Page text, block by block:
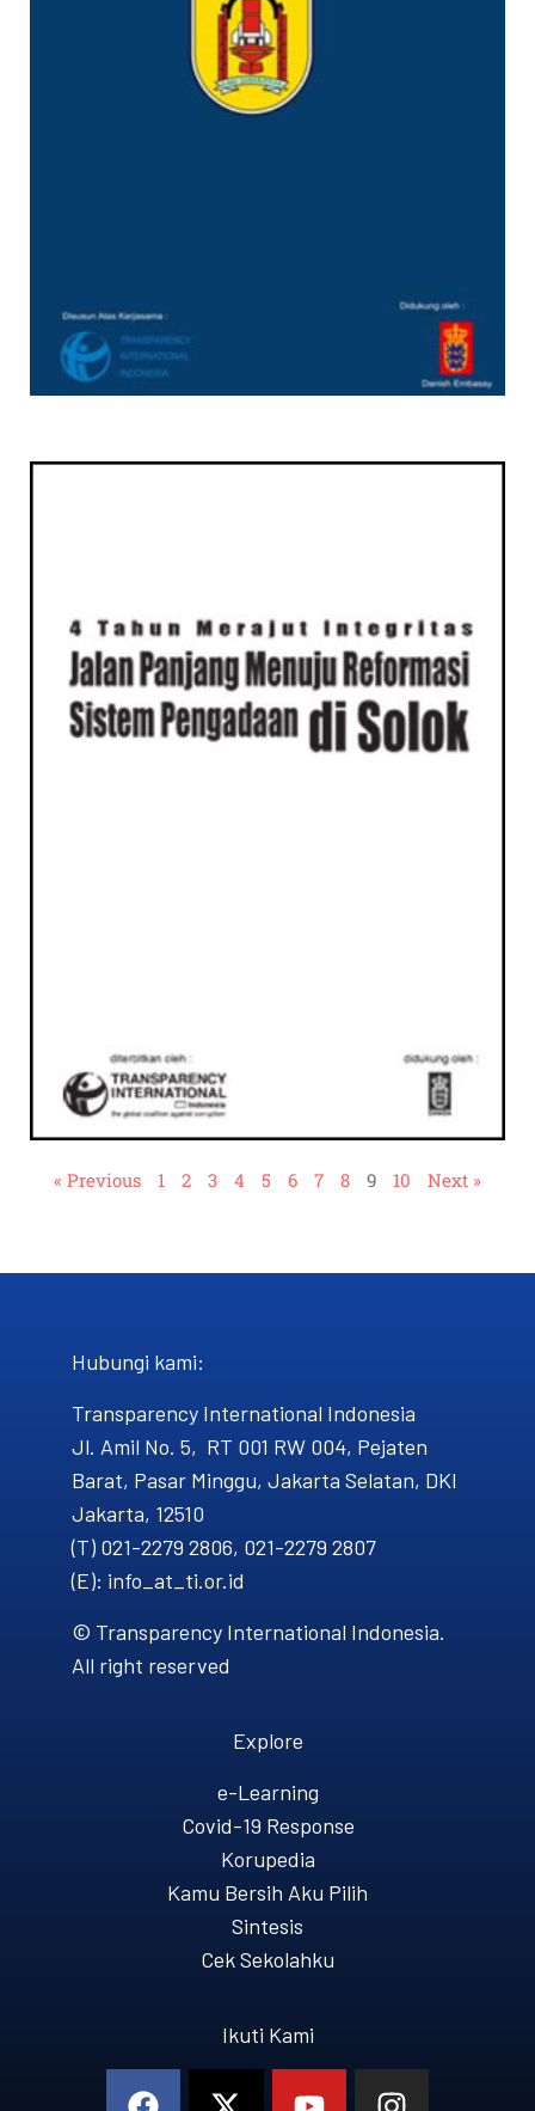
« Previous 1 2 3 4 5 6 7 8 9 10 Next »
Hubungi kami​:
Transparency International Indonesia
Jl. Amil No. 5, RT 001 RW 004, Pejaten
Barat, Pasar Minggu, Jakarta Selatan, DKI
Jakarta, 12510
(T) 021-2279 2806, 021-2279 2807
(E): info_at_ti.or.id
© Transparency International Indonesia.
All right reserved
Explore
e-Learning
Covid-19 Response
Korupedia
Kamu Bersih Aku Pilih
Sintesis
Cek Sekolahku
Ikuti Kami